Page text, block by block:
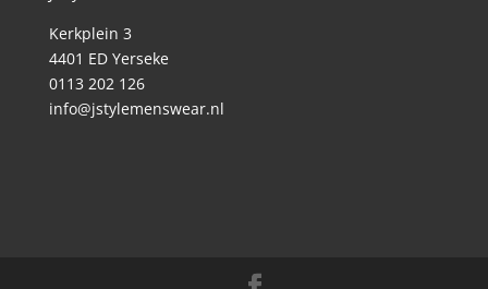
Kerkplein 3
4401 ED Yerseke
0113 202 126
info@jstylemenswear.nl